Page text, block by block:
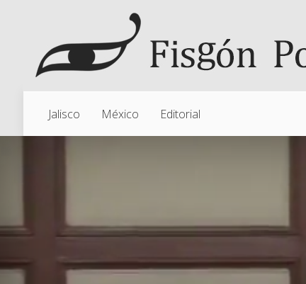
Jalisco México Editorial